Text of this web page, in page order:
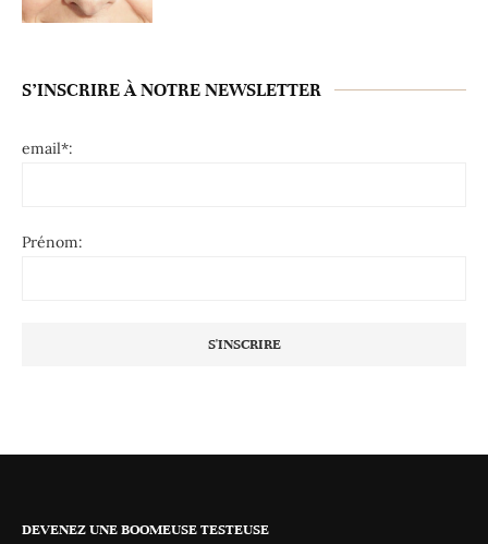
S’INSCRIRE À NOTRE NEWSLETTER
email*:
Prénom:
DEVENEZ UNE BOOMEUSE TESTEUSE